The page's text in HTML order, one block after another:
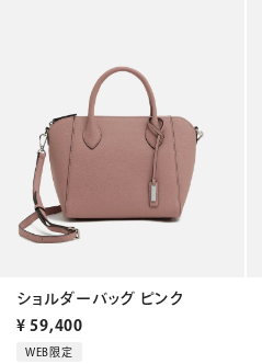
ショルダーバッグ ピンク
¥ 59,400
WEB限定